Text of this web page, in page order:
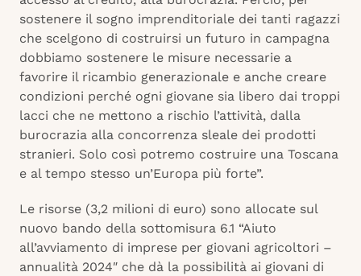
sostenere il sogno imprenditoriale dei tanti ragazzi
che scelgono di costruirsi un futuro in campagna
dobbiamo sostenere le misure necessarie a
favorire il ricambio generazionale e anche creare
condizioni perché ogni giovane sia libero dai troppi
lacci che ne mettono a rischio l’attività, dalla
burocrazia alla concorrenza sleale dei prodotti
stranieri. Solo così potremo costruire una Toscana
e al tempo stesso un’Europa più forte”.
Le risorse (3,2 milioni di euro) sono allocate sul
nuovo bando della sottomisura 6.1 “Aiuto
all’avviamento di imprese per giovani agricoltori –
annualità 2024″ che dà la possibilità ai giovani di